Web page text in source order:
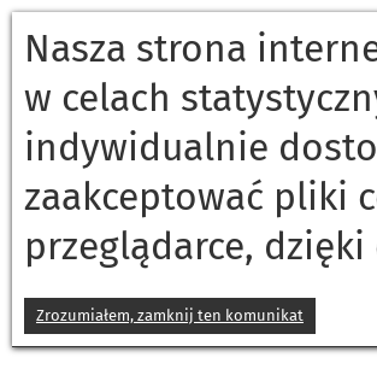
Nasza strona
w celach
indywidualnie
zaakceptować pliki
przeglądarce,
Zrozumiałem, zamknij ten komunikat